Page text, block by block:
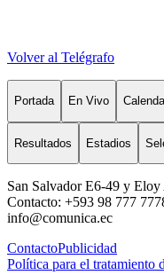
Volver al Telégrafo
Portada En Vivo
Resultados Estadios
San Salvador E6-49 y
Contacto: +593 98 777
info@comunica.ec
ContactoPublicidad
Política para el tratamiento